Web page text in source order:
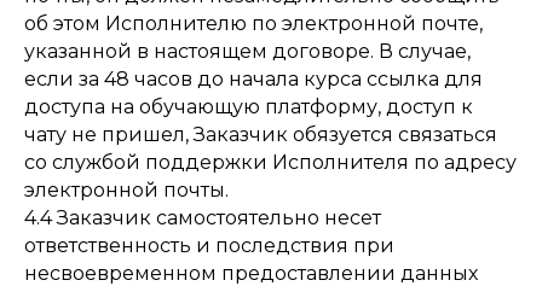
об этом Исполнителю по электронной почте,
указанной в настоящем договоре. В случае,
если за 48 часов до начала курса ссылка для
доступа на обучающую платформу, доступ к
чату не пришел, Заказчик обязуется связаться
со службой поддержки Исполнителя по адресу
электронной почты.
4.4 Заказчик самостоятельно несет
ответственность и последствия при
несвоевременном предоставлении данных